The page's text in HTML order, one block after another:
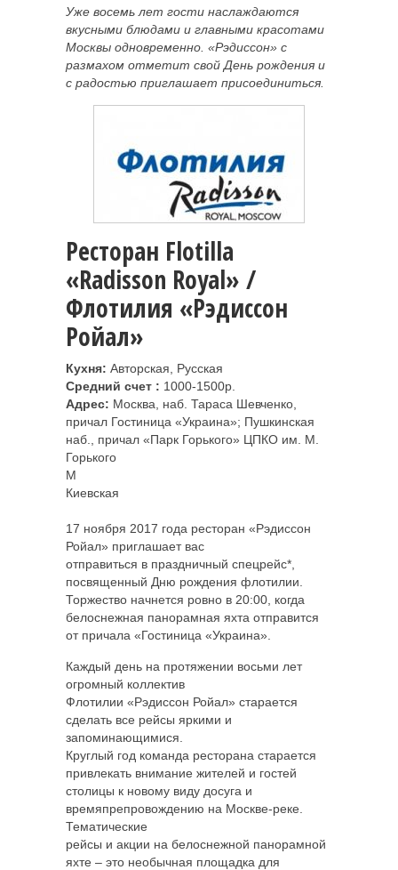
Уже восемь лет гости наслаждаются
вкусными блюдами и главными красотами
Москвы одновременно. «Рэдиссон» с
размахом отметит свой День рождения и
с радостью приглашает присоединиться.
Ресторан Flotilla
«Radisson Royal» /
Флотилия «Рэдиссон
Ройал»
Кухня: Авторская, Русская
Средний счет : 1000-1500р.
Адрес: Москва, наб. Тараса Шевченко,
причал Гостиница «Украина»; Пушкинская
наб., причал «Парк Горького» ЦПКО им. М.
Горького
M
Киевская
17 ноября 2017 года ресторан «Рэдиссон
Ройал» приглашает вас
отправиться в праздничный спецрейс*,
посвященный Дню рождения флотилии.
Торжество начнется ровно в 20:00, когда
белоснежная панорамная яхта отправится
от причала «Гостиница «Украина».
Каждый день на протяжении восьми лет
огромный коллектив
Флотилии «Рэдиссон Ройал» старается
сделать все рейсы яркими и
запоминающимися.
Круглый год команда ресторана старается
привлекать внимание жителей и гостей
столицы к новому виду досуга и
времяпрепровождению на Москве-реке.
Тематические
рейсы и акции на белоснежной панорамной
яхте – это необычная площадка для